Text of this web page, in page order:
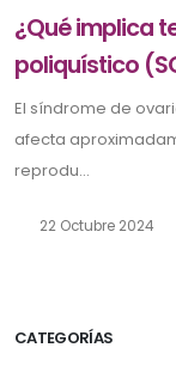
CATEGORÍAS
¿Qué implica
poliquístico
El síndrome de
afecta
reprodu...
22 Octubre 2024